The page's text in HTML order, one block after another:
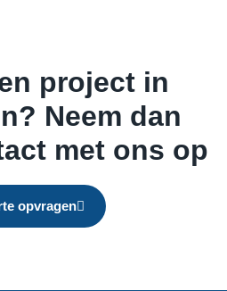
project in
Neem dan
met ons op
opvragen